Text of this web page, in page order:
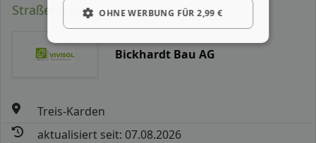
Straßenbau
Bickhardt Bau AG
Treis-Karden
aktualisiert seit: 07.08.2026
OHNE WERBUNG FÜR 2,99 €